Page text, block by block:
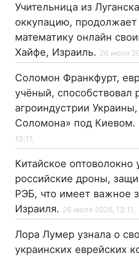
Учительница из
оккупацию, продолжает
математику онлайн
Хайфе, Израиль. 26 июля
Соломон Франкфурт,
учёный, способствовал
агроиндустрии
Соломона» под Киевом.
13:11,
Китайское оптоволокно
российские дроны,
РЭБ, что имеет важное
Израиля. 26 июля 2026, 13:11,
Лора Лумер узнала о
украинских еврейских